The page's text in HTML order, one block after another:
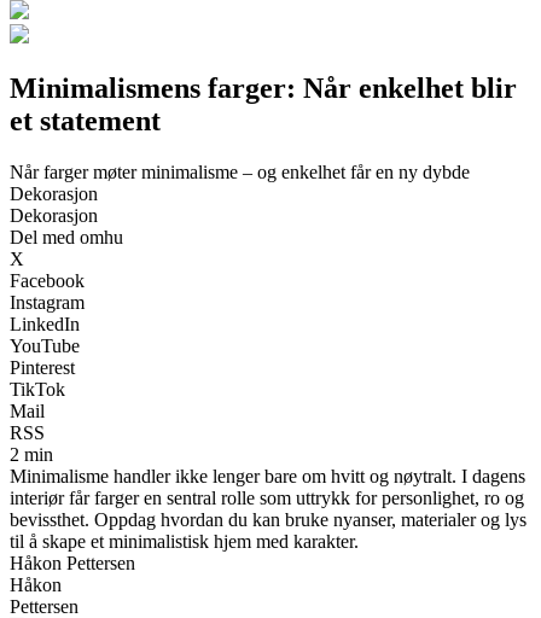
Minimalismens farger: Når enkelhet blir
et statement
Når farger møter minimalisme – og enkelhet får en ny dybde
Dekorasjon
Dekorasjon
Del med omhu
X
Facebook
Instagram
LinkedIn
YouTube
Pinterest
TikTok
Mail
RSS
2 min
Minimalisme handler ikke lenger bare om hvitt og nøytralt. I dagens
interiør får farger en sentral rolle som uttrykk for personlighet, ro og
bevissthet. Oppdag hvordan du kan bruke nyanser, materialer og lys
til å skape et minimalistisk hjem med karakter.
Håkon Pettersen
Håkon
Pettersen